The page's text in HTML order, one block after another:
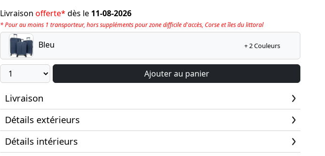
Livraison offerte* dès le 11-08-2026
* Pour au moins 1 transporteur, hors suppléments pour zone difficile d'accès, Corse et îles du littoral
Bleu + 2 Couleurs
Ajouter au panier
Livraison
Détails extérieurs
Détails intérieurs